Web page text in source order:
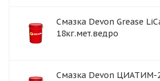
Смазка Devon Grease
18кг.мет.ведро
Смазка Devon ЦИАТИМ-